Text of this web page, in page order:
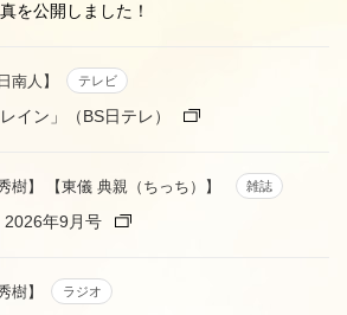
を公開しました！
南人】 テレビ
イン」（BS日テレ）
樹】 【東儀 典親（ちっち）】 雑誌
2026年9月号
樹】 ラジオ